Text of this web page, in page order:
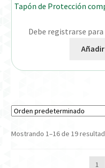
Tapón de Protección
Debe registrarse
Mostrando 1–16 de 19
1